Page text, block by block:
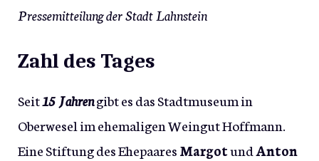
Pressemitteilung der Stadt Lahnstein
Zahl des Tages
Seit15 Jahrengibt es das Stadtmuseum in
Oberwesel im ehemaligen Weingut Hoffmann.
Eine Stiftung des EhepaaresMargotundAnton